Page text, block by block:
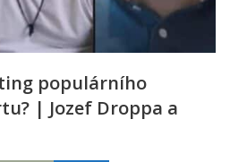
populárního
| Jozef Droppa a